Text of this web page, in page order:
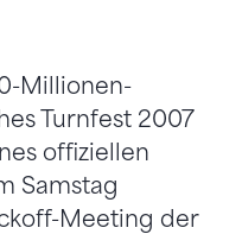
Millionen-
Turnfest 2007
offiziellen
Samstag
Meeting der